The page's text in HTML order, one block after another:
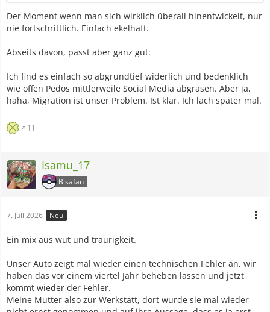
Der Moment wenn man sich wirklich überall hinentwickelt, nur
nie fortschrittlich. Einfach ekelhaft.
Abseits davon, passt aber ganz gut:
Ich find es einfach so abgrundtief widerlich und bedenklich
wie offen Pedos mittlerweile Social Media abgrasen. Aber ja,
haha, Migration ist unser Problem. Ist klar. Ich lach später mal.
11
Isamu_17
Bisafan
7. Juli 2026 Neu
Ein mix aus wut und traurigkeit.
Unser Auto zeigt mal wieder einen technischen Fehler an, wir
haben das vor einem viertel Jahr beheben lassen und jetzt
kommt wieder der Fehler.
Meine Mutter also zur Werkstatt, dort wurde sie mal wieder